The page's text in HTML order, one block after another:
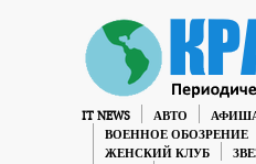
IT NEWS АВТО
ВОЕННОЕ ОБОЗРЕНИЕ
ЖЕНСКИЙ КЛУБ